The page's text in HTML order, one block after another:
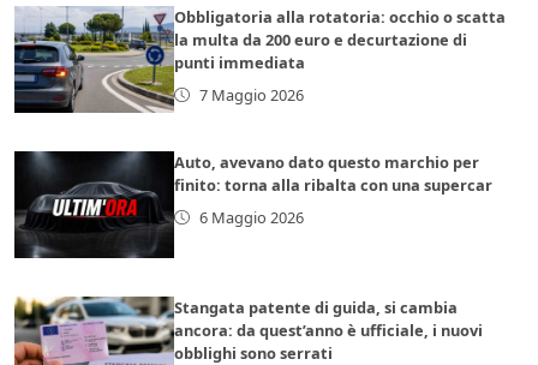
Obbligatoria alla rotatoria: occhio o scatta
la multa da 200 euro e decurtazione di
punti immediata
7 Maggio 2026
Auto, avevano dato questo marchio per
finito: torna alla ribalta con una supercar
6 Maggio 2026
Stangata patente di guida, si cambia
ancora: da quest’anno è ufficiale, i nuovi
obblighi sono serrati